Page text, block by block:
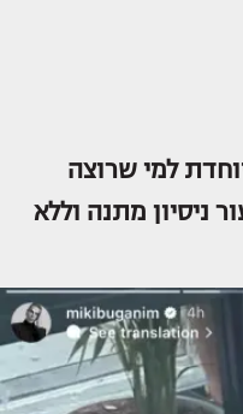
למי שרוצה
ניסיון מתנה וללא